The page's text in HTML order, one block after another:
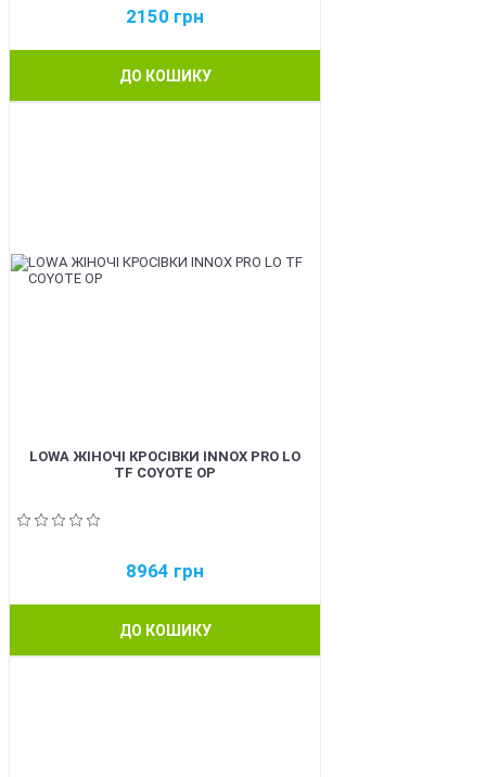
2150 грн
ДО КОШИКУ
LOWA ЖІНОЧІ КРОСІВКИ INNOX PRO LO
TF COYOTE OP
8964 грн
ДО КОШИКУ